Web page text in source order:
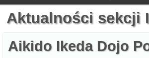
Aktualności sekcji
Aikido Ikeda Dojo